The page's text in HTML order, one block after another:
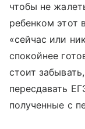
чтобы не
ребенком этот
«сейчас или
спокойнее
стоит
пересдавать
полученные с